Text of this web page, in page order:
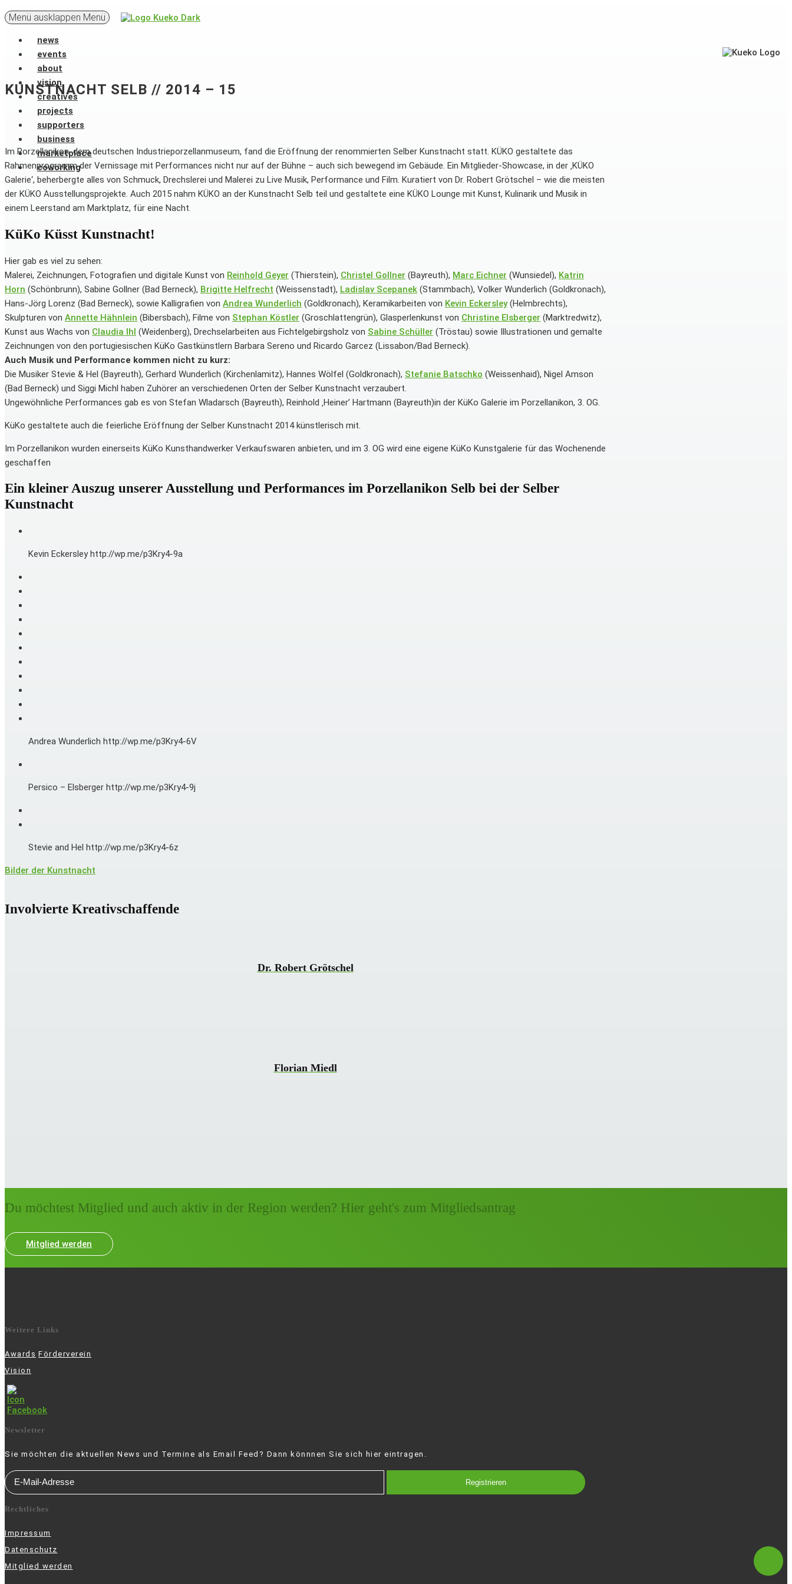
Menü ausklappen Menü
news
events
about
vision
creatives
projects
supporters
business
marketplace
coworking
KUNSTNACHT SELB // 2014 – 15
Im Porzellanikon, dem deutschen Industrieporzellanmuseum, fand die Eröffnung der renommierten Selber Kunstnacht statt. KÜKO gestaltete das
Rahmenprogramm der Vernissage mit Performances nicht nur auf der Bühne – auch sich bewegend im Gebäude. Ein Mitglieder-Showcase, in der ‚KÜKO
Galerie‘, beherbergte alles von Schmuck, Drechslerei und Malerei zu Live Musik, Performance und Film. Kuratiert von Dr. Robert Grötschel – wie die meisten
der KÜKO Ausstellungsprojekte. Auch 2015 nahm KÜKO an der Kunstnacht Selb teil und gestaltete eine KÜKO Lounge mit Kunst, Kulinarik und Musik in
einem Leerstand am Marktplatz, für eine Nacht.
KüKo Küsst Kunstnacht!
Hier gab es viel zu sehen:
Malerei, Zeichnungen, Fotografien und digitale Kunst von Reinhold Geyer (Thierstein), Christel Gollner (Bayreuth), Marc Eichner (Wunsiedel), Katrin
Horn (Schönbrunn), Sabine Gollner (Bad Berneck), Brigitte Helfrecht (Weissenstadt), Ladislav Scepanek (Stammbach), Volker Wunderlich (Goldkronach),
Hans-Jörg Lorenz (Bad Berneck), sowie Kalligrafien von Andrea Wunderlich (Goldkronach), Keramikarbeiten von Kevin Eckersley(Helmbrechts),
Skulpturen von Annette Hähnlein (Bibersbach), Filme von Stephan Köstler (Groschlattengrün), Glasperlenkunst von Christine Elsberger (Marktredwitz),
Kunst aus Wachs von Claudia Ihl (Weidenberg), Drechselarbeiten aus Fichtelgebirgsholz von Sabine Schüller (Tröstau) sowie Illustrationen und gemalte
Zeichnungen von den portugiesischen KüKo Gastkünstlern Barbara Sereno und Ricardo Garcez (Lissabon/Bad Berneck).
Auch Musik und Performance kommen nicht zu kurz:
Die Musiker Stevie & Hel (Bayreuth), Gerhard Wunderlich (Kirchenlamitz), Hannes Wölfel (Goldkronach), Stefanie Batschko (Weissenhaid), Nigel Amson
(Bad Berneck) und Siggi Michl haben Zuhörer an verschiedenen Orten der Selber Kunstnacht verzaubert.
Ungewöhnliche Performances gab es von Stefan Wladarsch (Bayreuth), Reinhold ‚Heiner’ Hartmann (Bayreuth)in der KüKo Galerie im Porzellanikon, 3. OG.
KüKo gestaltete auch die feierliche Eröffnung der Selber Kunstnacht 2014 künstlerisch mit.
Im Porzellanikon wurden einerseits KüKo Kunsthandwerker Verkaufswaren anbieten, und im 3. OG wird eine eigene KüKo Kunstgalerie für das Wochenende
geschaffen
Ein kleiner Auszug unserer Ausstellung und Performances im Porzellanikon Selb bei der Selber
Kunstnacht
Kevin Eckersley http://wp.me/p3Kry4-9a
Andrea Wunderlich http://wp.me/p3Kry4-6V
Persico – Elsberger http://wp.me/p3Kry4-9j
Stevie and Hel http://wp.me/p3Kry4-6z
Bilder der Kunstnacht
Involvierte Kreativschaffende
Dr. Robert Grötschel
Florian Miedl
Du möchtest Mitglied und auch aktiv in der Region werden? Hier geht's zum Mitgliedsantrag
Mitglied werden
Weitere Links
Awards Förderverein
Vision
Newsletter
Sie möchten die aktuellen News und Termine als Email Feed? Dann könnnen Sie sich hier eintragen.
Rechtliches
Impressum
Datenschutz
Mitglied werden